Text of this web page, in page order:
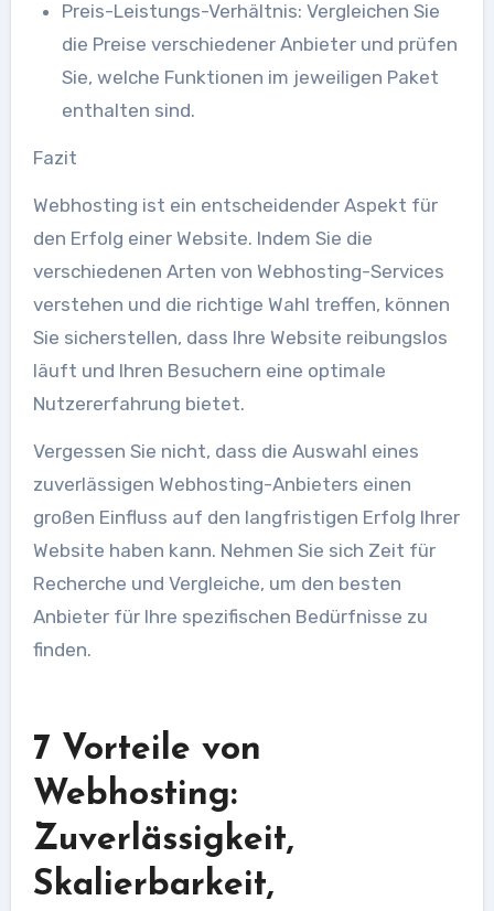
Preis-Leistungs-Verhältnis: Vergleichen Sie
die Preise verschiedener Anbieter und prüfen
Sie, welche Funktionen im jeweiligen Paket
enthalten sind.
Fazit
Webhosting ist ein entscheidender Aspekt für
den Erfolg einer Website. Indem Sie die
verschiedenen Arten von Webhosting-Services
verstehen und die richtige Wahl treffen, können
Sie sicherstellen, dass Ihre Website reibungslos
läuft und Ihren Besuchern eine optimale
Nutzererfahrung bietet.
Vergessen Sie nicht, dass die Auswahl eines
zuverlässigen Webhosting-Anbieters einen
großen Einfluss auf den langfristigen Erfolg Ihrer
Website haben kann. Nehmen Sie sich Zeit für
Recherche und Vergleiche, um den besten
Anbieter für Ihre spezifischen Bedürfnisse zu
finden.
7 Vorteile von
Webhosting:
Zuverlässigkeit,
Skalierbarkeit,